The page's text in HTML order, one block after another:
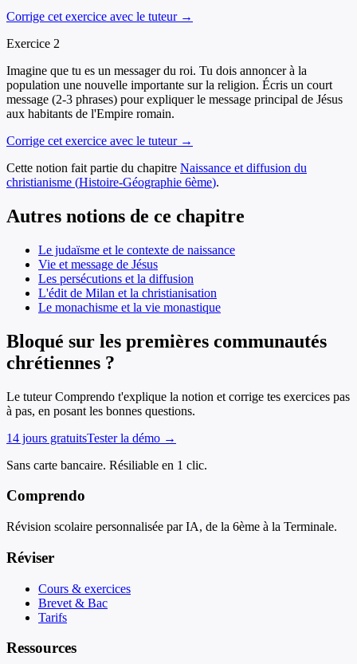
Corrige cet exercice avec le tuteur →
Exercice 2
Imagine que tu es un messager du roi. Tu dois annoncer à la
population une nouvelle importante sur la religion. Écris un court
message (2-3 phrases) pour expliquer le message principal de Jésus
aux habitants de l'Empire romain.
Corrige cet exercice avec le tuteur →
Cette notion fait partie du chapitre Naissance et diffusion du
christianisme (Histoire-Géographie 6ème).
Autres notions de ce chapitre
Le judaïsme et le contexte de naissance
Vie et message de Jésus
Les persécutions et la diffusion
L'édit de Milan et la christianisation
Le monachisme et la vie monastique
Bloqué sur les premières communautés
chrétiennes ?
Le tuteur Comprendo t'explique la notion et corrige tes exercices pas
à pas, en posant les bonnes questions.
14 jours gratuitsTester la démo →
Sans carte bancaire. Résiliable en 1 clic.
Comprendo
Révision scolaire personnalisée par IA, de la 6ème à la Terminale.
Réviser
Cours & exercices
Brevet & Bac
Tarifs
Ressources